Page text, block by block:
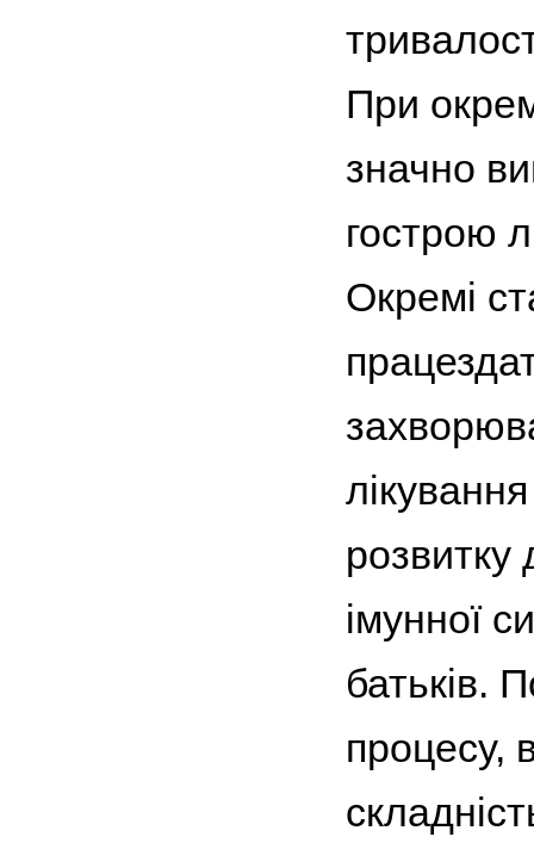
При
значно
гострою
Окремі
розвитку
імунної
батьків.
процесу,